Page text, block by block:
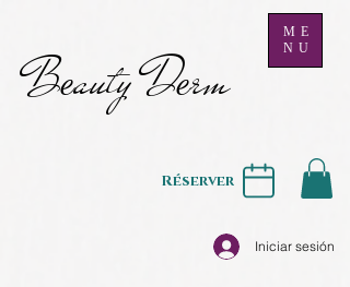
Beauty Derm
ME
NU
Iniciar sesión
Réserver